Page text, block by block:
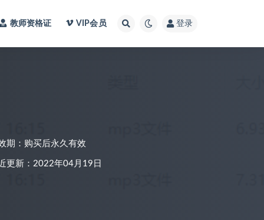
教师资格证 VIP会员 登录
期：购买后永久有效
更新：2022年04月19日